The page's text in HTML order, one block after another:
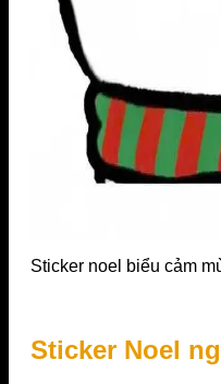
Sticker noel biểu cảm
Sticker Noel